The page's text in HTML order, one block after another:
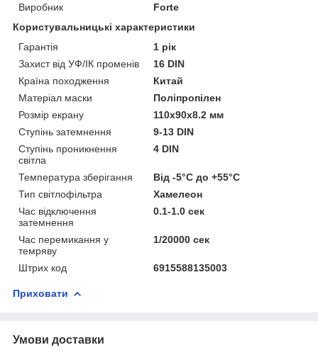
Виробник
Forte
Користувальницькі характеристики
Гарантія
1 рік
Захист від УФ/ІК променів
16 DIN
Країна походження
Китай
Матеріал маски
Поліпропілен
Розмір екрану
110х90х8.2 мм
Ступінь затемнення
9-13 DIN
Ступінь проникнення
світла
4 DIN
Температура зберігання
Від -5°С до +55°С
Тип світлофільтра
Хамелеон
Час відключення
затемнення
0.1-1.0 сек
Час перемикання у
темряву
1/20000 сек
Штрих код 6915588135003
Приховати
Умови доставки